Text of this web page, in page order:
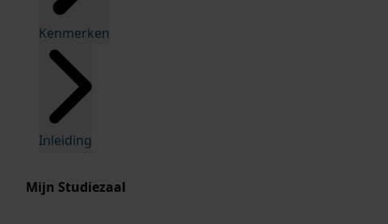
Kenmerken
Inleiding
Mijn Studiezaal